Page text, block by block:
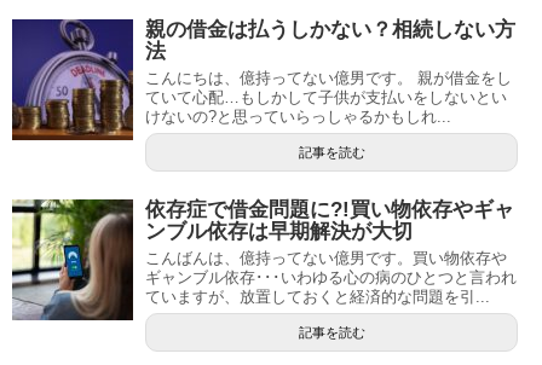
親の借金は払うしかない？相続しない方
法
こんにちは、億持ってない億男です。 親が借金をし
ていて心配…もしかして子供が支払いをしないとい
けないの?と思っていらっしゃるかもしれ...
記事を読む
依存症で借金問題に?!買い物依存やギャ
ンブル依存は早期解決が大切
こんばんは、億持ってない億男です。買い物依存や
ギャンブル依存･･･いわゆる心の病のひとつと言われ
ていますが、放置しておくと経済的な問題を引...
記事を読む